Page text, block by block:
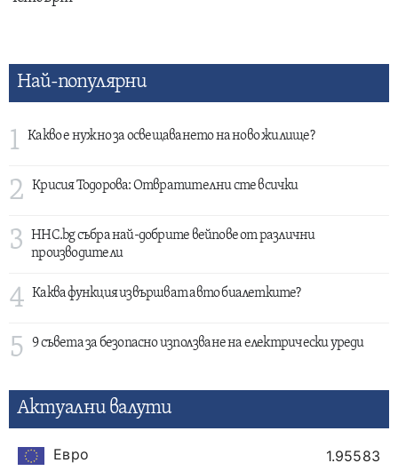
Най-популярни
1 Какво е нужно за освещаването на ново жилище?
2 Крисия Тодорова: Отвратителни сте всички
3
HHC.bg събра най-добрите вейпове от различни
производители
4 Каква функция извършват авто биалетките?
5 9 съвета за безопасно използване на електрически уреди
Актуални валути
Евро
1.95583